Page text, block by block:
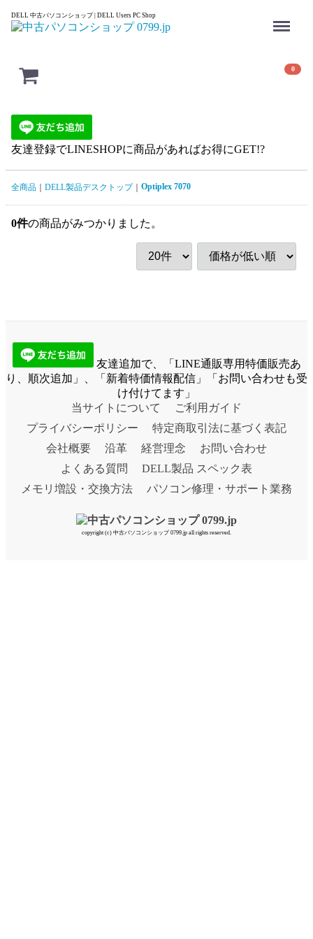
DELL 中古パソコンショップ | DELL Users PC Shop
0
友達登録でLINESHOPに商品があればお得にGET!?
全商品 DELL製品デスクトップ Optiplex 7070
0件の商品がみつかりました。
友達追加で、「LINE通販専用特価販売あ
り、順次追加」、「新着特価情報配信」「お問い合わせも受
け付けてます」
当サイトについて
ご利用ガイド
プライバシーポリシー
特定商取引法に基づく表記
会社概要
沿革 経営理念
お問い合わせ
よくある質問
DELL製品 スペック表
メモリ増設・交換方法
パソコン修理・サポート業務
copyright (c) 中古パソコンショップ 0799.jp all rights reserved.